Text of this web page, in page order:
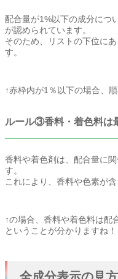
配合量が1%以下の成分につ
が認められています。
そのため、リストの下位に
す。
↑赤枠内が1％以下の場合、
ルール③香料・着色料は
香料や着色剤は、配合量に
す。
これにより、香料や色素が
↑の場合、香料や着色料は配
ということが分かりますね！